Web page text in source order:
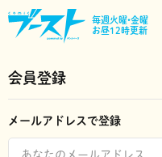
毎週火曜•金曜
お昼12時更新
会員登録
メールアドレスで登録